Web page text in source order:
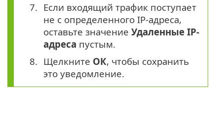
Если входящий трафик поступает
не с определенного IP-адреса,
оставьте значение Удаленные IP-
адреса пустым.
Щелкните ОК, чтобы сохранить
это уведомление.